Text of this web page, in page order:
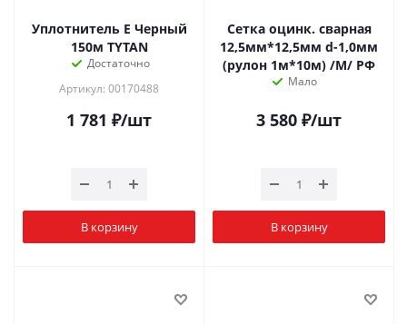
Уплотнитель Е Черный
150м TYTAN
Достаточно
Артикул: 00170488
1 781 ₽/шт
В корзину
Сетка оцинк. сварная
12,5мм*12,5мм d-1,0мм
(рулон 1м*10м) /М/ РФ
Мало
3 580 ₽/шт
В корзину